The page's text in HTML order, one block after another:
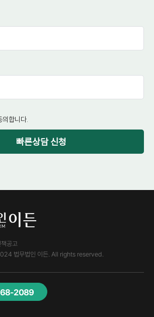
의합니다.
빠른상담 신청
책공고
법무법인 이든. All rights reserved.
2089